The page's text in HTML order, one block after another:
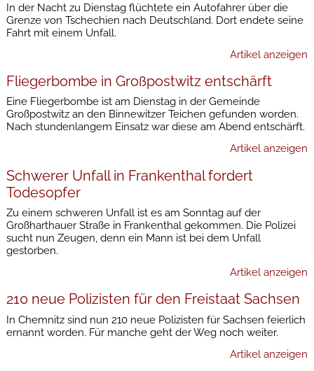
In der Nacht zu Dienstag flüchtete ein Autofahrer über die
Grenze von Tschechien nach Deutschland. Dort endete seine
Fahrt mit einem Unfall.
Artikel anzeigen
Fliegerbombe in Großpostwitz entschärft
Eine Fliegerbombe ist am Dienstag in der Gemeinde
Großpostwitz an den Binnewitzer Teichen gefunden worden.
Nach stundenlangem Einsatz war diese am Abend entschärft.
Artikel anzeigen
Schwerer Unfall in Frankenthal fordert
Todesopfer
Zu einem schweren Unfall ist es am Sonntag auf der
Großharthauer Straße in Frankenthal gekommen. Die Polizei
sucht nun Zeugen, denn ein Mann ist bei dem Unfall
gestorben.
Artikel anzeigen
210 neue Polizisten für den Freistaat Sachsen
In Chemnitz sind nun 210 neue Polizisten für Sachsen feierlich
ernannt worden. Für manche geht der Weg noch weiter.
Artikel anzeigen